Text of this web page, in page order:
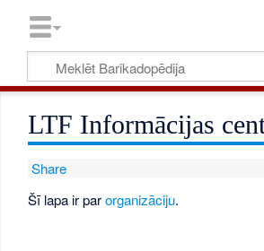
LTF Informācijas
Share
Šī lapa ir parorganizāciju.